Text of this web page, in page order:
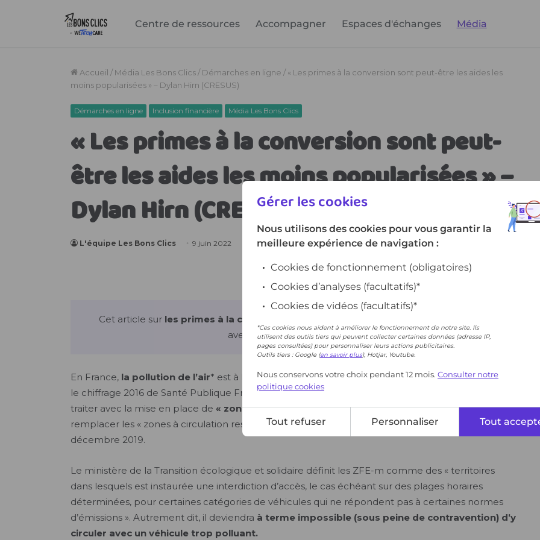
Centre de ressources Accompagner Espaces d'échanges Média
Gérer les cookies
Nous utilisons des cookies pour vous garantir la
meilleure expérience de navigation :
Cookies de fonctionnement (obligatoires)
Cookies d’analyses (facultatifs)*
Cookies de vidéos (facultatifs)*
*Ces cookies nous aident à améliorer le fonctionnement de notre site. Ils
utilisent des outils tiers qui peuvent collecter certaines données (adresse IP,
pages consultées) pour personnaliser leurs actions publicitaires.
Outils tiers : Google (en savoir plus), Hotjar, Youtube.
Nous conservons votre choix pendant 12 mois. Consulter notre
politique cookies
Tout refuser Personnaliser Tout